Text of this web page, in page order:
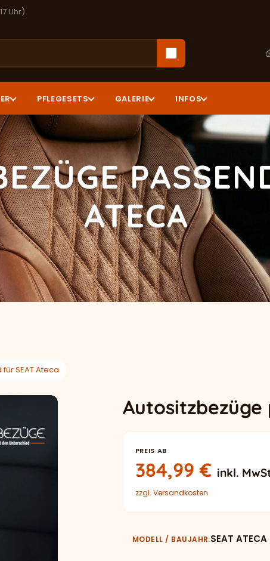
Uhr)
PFLEGESETS GALERIE INFOS
ATECA
SEAT Ateca
Autositzbezüge
PREIS AB
384,99€ inkl.
zzgl. Versandkosten
MODELL / BAUJAHR SEAT